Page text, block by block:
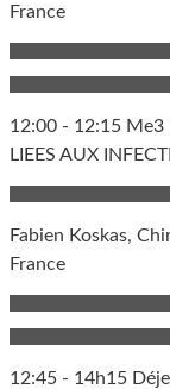
France
12:00 - 12:15 Me3
LIEES AUX
Fabien Koskas,
France
12:45 - 14h15